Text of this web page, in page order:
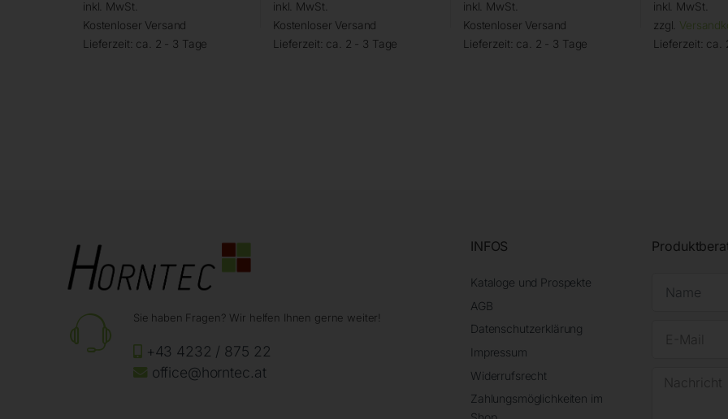
inkl. MwSt.
Kostenloser Versand
Lieferzeit: ca. 2 - 3 Tage
inkl. MwSt.
Kostenloser Versand
Lieferzeit: ca. 2 - 3 Tage
inkl. MwSt.
Kostenloser Versand
Lieferzeit: ca. 2 - 3 Tage
inkl. MwSt.
zzgl.
Lieferzeit: ca.
Sie haben Fragen? Wir helfen Ihnen gerne weiter!
+43 4232 / 875 22
office@horntec.at
INFOS
Kataloge und Prospekte
AGB
Datenschutzerklärung
Impressum
Widerrufsrecht
Zahlungsmöglichkeiten im